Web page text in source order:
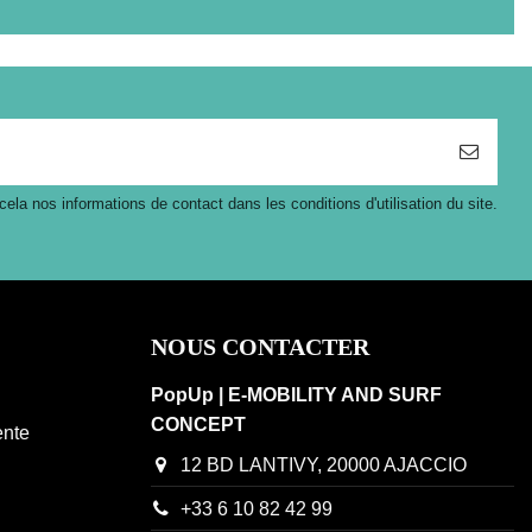
nos informations de contact dans les conditions d'utilisation du site.
NOUS CONTACTER
PopUp | E-MOBILITY AND SURF
CONCEPT
12 BD LANTIVY, 20000 AJACCIO
‭+33 6 10 82 42 99